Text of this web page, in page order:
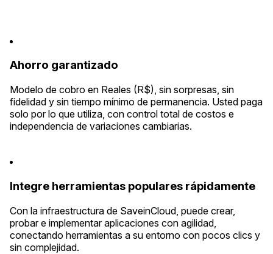
Ahorro garantizado
Modelo de cobro en Reales (R$), sin sorpresas, sin
fidelidad y sin tiempo mínimo de permanencia. Usted paga
solo por lo que utiliza, con control total de costos e
independencia de variaciones cambiarias.
Integre herramientas populares rápidamente
Con la infraestructura de SaveinCloud, puede crear,
probar e implementar aplicaciones con agilidad,
conectando herramientas a su entorno con pocos clics y
sin complejidad.